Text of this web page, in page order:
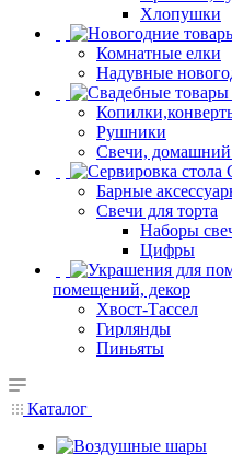
Хлопушки
Комнатные елки
Надувные
Рушники
Свечи, домашний
Барные
Свечи для торта
Наборы
Цифры
помещений, декор
Хвост-Тассел
Гирлянды
Пиньяты
Каталог